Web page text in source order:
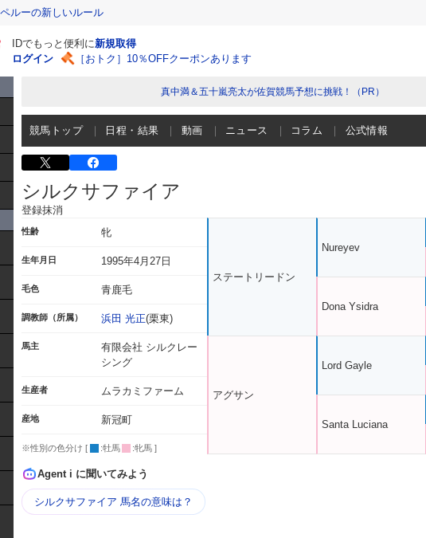
ルーの新しいルール
IDでもっと便利に新規取得
ログイン
［おトク］10％OFFクーポンあります
真中満＆五十嵐亮太が佐賀競馬予想に挑戦！（PR）
競馬トップ 日程・結果 動画 ニュース コラム 公式情報
シルクサファイア
登録抹消
性齢 牝
生年月日 1995年4月27日
毛色 青鹿毛
調教師（所属） 浜田 光正(栗東)
馬主
有限会社 シルクレー
シング
生産者 ムラカミファーム
産地 新冠町
※性別の色分け [ :牡馬 :牝馬 ]
ステートリードン
アグサン
Nureyev
Dona Ysidra
Lord Gayle
Santa Luciana
Agent i に聞いてみよう
シルクサファイア 馬名の意味は？